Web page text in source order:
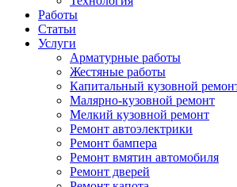
Работы
Статьи
Услуги
Арматурные работы
Жестяные работы
Капитальный кузовной
Малярно-кузовной ремонт
Мелкий кузовной ремонт
Ремонт автоэлектрики
Ремонт бампера
Ремонт вмятин автомобиля
Ремонт дверей